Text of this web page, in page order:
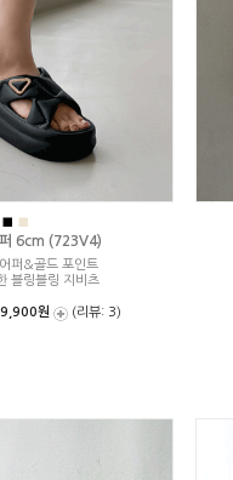
■
6cm (723V4)
퍼&골드 포인트
블링블링 지비츠
9,900원 (리뷰: 3)